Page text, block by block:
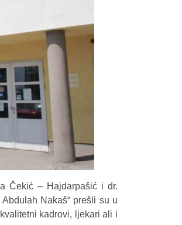
Čekić – Hajdarpašić i dr.
Nakaš“ prešli su u
kadrovi, ljekari ali i